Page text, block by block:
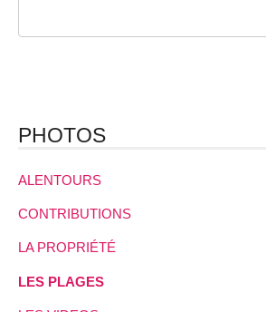
PHOTOS
ALENTOURS
CONTRIBUTIONS
LA PROPRIÉTÉ
LES PLAGES